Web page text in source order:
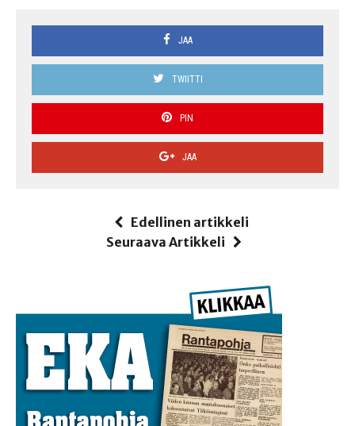
JAA
TWIITTI
PIN
JAA
Edellinen artikkeli
Seuraava Artikkeli